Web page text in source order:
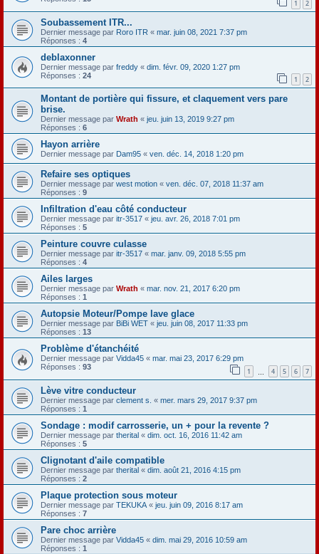
1 2
Soubassement ITR...
Dernier message par Roro ITR « mar. juin 08, 2021 7:37 pm
Réponses : 4
deblaxonner
Dernier message par freddy « dim. févr. 09, 2020 1:27 pm
Réponses : 24 1 2
Montant de portière qui fissure, et claquement vers pare
brise.
Dernier message par Wrath « jeu. juin 13, 2019 9:27 pm
Réponses : 6
Hayon arrière
Dernier message par Dam95 « ven. déc. 14, 2018 1:20 pm
Refaire ses optiques
Dernier message par west motion « ven. déc. 07, 2018 11:37 am
Réponses : 9
Infiltration d'eau côté conducteur
Dernier message par itr-3517 « jeu. avr. 26, 2018 7:01 pm
Réponses : 5
Peinture couvre culasse
Dernier message par itr-3517 « mar. janv. 09, 2018 5:55 pm
Réponses : 4
Ailes larges
Dernier message par Wrath « mar. nov. 21, 2017 6:20 pm
Réponses : 1
Autopsie Moteur/Pompe lave glace
Dernier message par BiBi WET « jeu. juin 08, 2017 11:33 pm
Réponses : 13
Problème d'étanchéité
Dernier message par Vidda45 « mar. mai 23, 2017 6:29 pm
Réponses : 93 1 4 5 6 7
Lève vitre conducteur
Dernier message par clement s. « mer. mars 29, 2017 9:37 pm
Réponses : 1
Sondage : modif carrosserie, un + pour la revente ?
Dernier message par therital « dim. oct. 16, 2016 11:42 am
Réponses : 5
Clignotant d'aile compatible
Dernier message par therital « dim. août 21, 2016 4:15 pm
Réponses : 2
Plaque protection sous moteur
Dernier message par TEKUKA « jeu. juin 09, 2016 8:17 am
Réponses : 7
Pare choc arrière
Dernier message par Vidda45 « dim. mai 29, 2016 10:59 am
Réponses : 1